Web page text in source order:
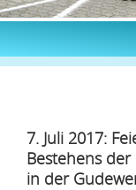
7. Juli 2017:
Bestehens der
in der